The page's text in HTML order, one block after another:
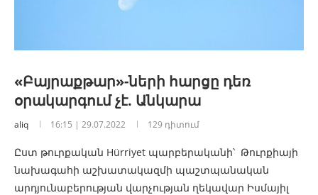
«Բայրաքթար»-ների հարցը դեռ
օրակարգում չէ. Անկարա
aliq 16:15 | 29.07.2022 129 դիտում
Ըստ թուրքական Hürriyet պարբերականի՝ Թուրքիայի
նախագահի աշխատակազմի պաշտպանական
արդյունաբերության վարչության ղեկավար Իսմայիլ